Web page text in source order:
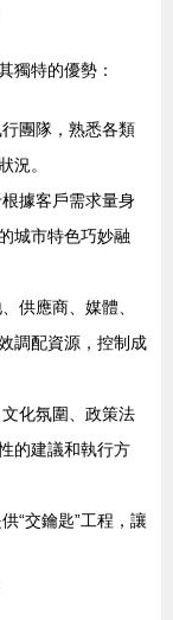
獨特的優勢：
團隊，熟悉各類
況。
據客戶需求量身
城市特色巧妙融
供應商、媒體、
調配資源，控制成
化氛圍、政策法
的建議和執行方
“交鑰匙”工程，讓